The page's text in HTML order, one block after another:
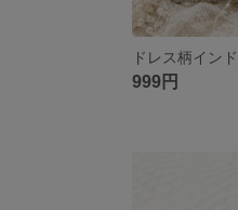
999円